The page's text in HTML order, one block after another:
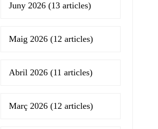
Juny 2026 (13 articles)
Maig 2026 (12 articles)
Abril 2026 (11 articles)
Març 2026 (12 articles)